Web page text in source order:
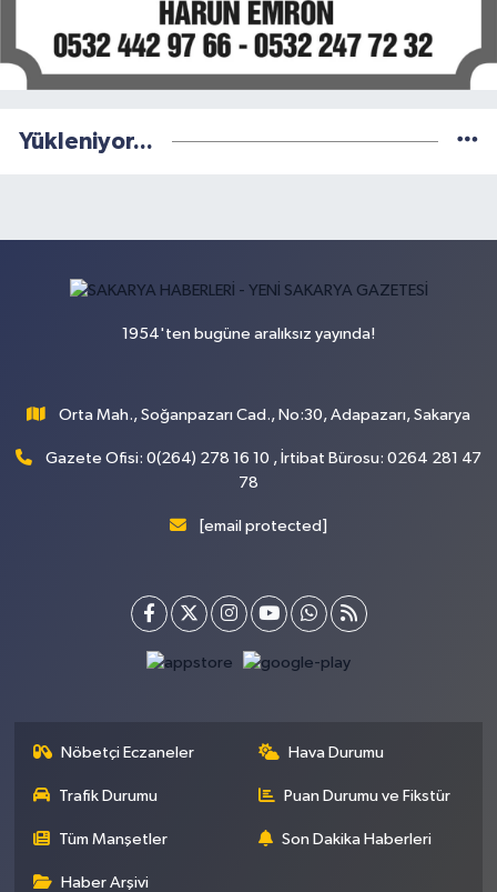
Yükleniyor...
1954'ten bugüne aralıksız yayında!
Orta Mah., Soğanpazarı Cad., No:30, Adapazarı, Sakarya
Gazete Ofisi: 0(264) 278 16 10 , İrtibat Bürosu: 0264 281 47
78
[email protected]
Nöbetçi Eczaneler Hava Durumu
Trafik Durumu Puan Durumu ve Fikstür
Tüm Manşetler Son Dakika Haberleri
Haber Arşivi